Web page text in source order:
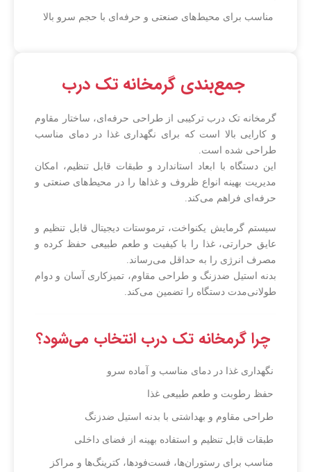
مناسب برای محیط‌های صنعتی و حرفه‌ای با حجم سرو بالا
جمع‌بندی گرمخانه تک درب
گرمخانه تک درب ترکیبی از طراحی حرفه‌ای، ساختار مقاوم
و کارایی بالا است که برای نگهداری غذا در دمای مناسب
طراحی شده است.
این دستگاه با ابعاد استاندارد و طبقات قابل تنظیم، امکان
مدیریت بهینه انواع ظروف و غذاها را در محیط‌های صنعتی و
حرفه‌ای فراهم می‌کند.
سیستم گرمایش یکنواخت، ترموستات دیجیتال قابل تنظیم و
عایق حرارتی، غذا را با کیفیت و طعم طبیعی حفظ کرده و
مصرف انرژی را به حداقل می‌رساند.
بدنه استیل ضدزنگ و طراحی مقاوم، تمیزکاری آسان و دوام
طولانی‌مدت دستگاه را تضمین می‌کند.
چرا گرمخانه تک درب انتخاب می‌شود؟
نگهداری غذا در دمای مناسب و آماده سرو
حفظ رطوبت و طعم طبیعی غذا
طراحی مقاوم و بهداشتی با بدنه استیل ضدزنگ
طبقات قابل تنظیم و استفاده بهینه از فضای داخلی
مناسب برای رستوران‌ها، فست‌فودها، کترینگ‌ها و مراکز